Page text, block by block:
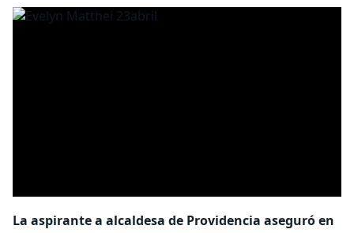
La aspirante a alcaldesa de Providencia aseguró en